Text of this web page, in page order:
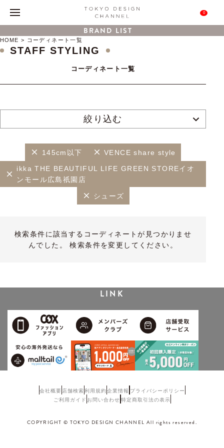
0
BRAND LIST
HOME コーディネート一覧
STAFF STYLING
コーディネート一覧
絞り込む
145cm以下 VENCE share style
ikka THE BEAUTIFUL LIFE GREEN STOREイオ
ンモール広島祇園店
シューズ
検索条件に該当するコーディネートが見つかりませ
んでした。 検索条件を変更してください。
LINK
会社概要 店舗検索利用規約企業情報 プライバシーポリシー
ご利用ガイド お問い合わせ 特定商取引法の表示
COPYRIGHT © TOKYO DESIGN CHANNEL All rights reserved.